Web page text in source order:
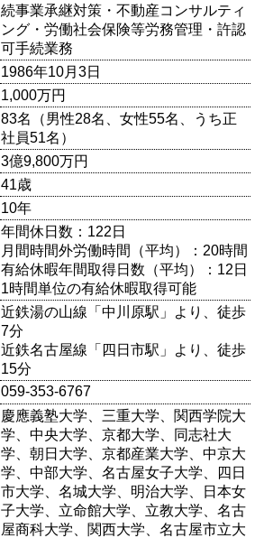
続事業承継対策・不動産コンサルティ
ング・労働社会保険等労務管理・許認
可手続業務
1986年10月3日
1,000万円
83名（男性28名、女性55名、うち正
社員51名）
3億9,800万円
41歳
10年
年間休日数：122日
月間時間外労働時間（平均）：20時間
有給休暇年間取得日数（平均）：12日
1時間単位の有給休暇取得可能
近鉄湯の山線「中川原駅」より、徒歩
7分
近鉄名古屋線「四日市駅」より、徒歩
15分
059-353-6767
慶應義塾大学、三重大学、関西学院大
学、中央大学、京都大学、同志社大
学、朝日大学、京都産業大学、中京大
学、中部大学、名古屋女子大学、四日
市大学、名城大学、明治大学、日本女
子大学、立命館大学、立教大学、名古
屋商科大学、関西大学、名古屋市立大